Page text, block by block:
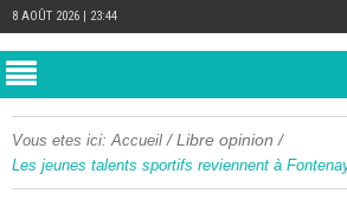
8 AOÛT 2026 | 23:44
Vous etes ici: Accueil /Libre opinion /
Les jeunes talents sportifs reviennent à